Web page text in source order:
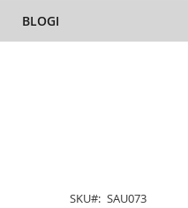
BLOGI
SKU SAU073